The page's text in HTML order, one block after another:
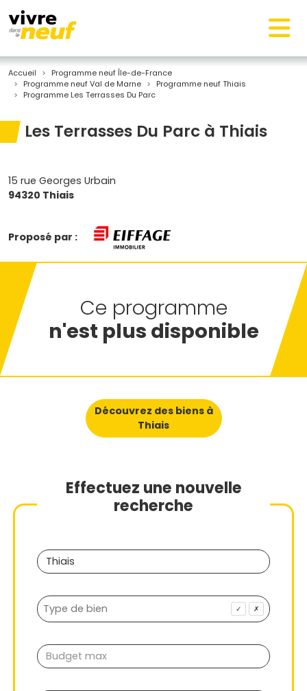
Accueil
Programme neuf Île-de-France
Programme neuf Val de Marne
Programme neuf Thiais
Programme Les Terrasses Du Parc
Les Terrasses Du Parc à Thiais
15 rue Georges Urbain
94320 Thiais
Proposé par :
Ce programme
n'est plus disponible
Découvrez des biens à
Thiais
Effectuez une nouvelle
recherche
✓ ✗